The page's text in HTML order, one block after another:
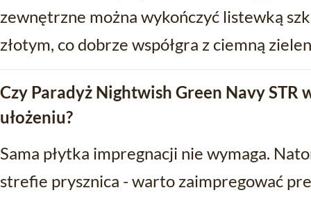
zewnętrzne można wykończyć listewką
złotym, co dobrze współgra z ciemną
Czy Paradyż Nightwish Green Navy STR
ułożeniu?
Sama płytka impregnacji nie wymaga.
strefie prysznica - warto zaimpregować